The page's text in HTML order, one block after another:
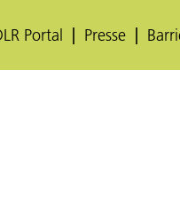
Portal Presse